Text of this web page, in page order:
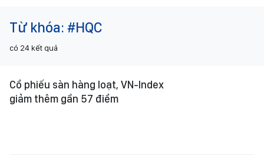
Từ khóa: #HQC
có 24 kết quả
Cổ phiếu sàn hàng loạt, VN-Index
giảm thêm gần 57 điểm